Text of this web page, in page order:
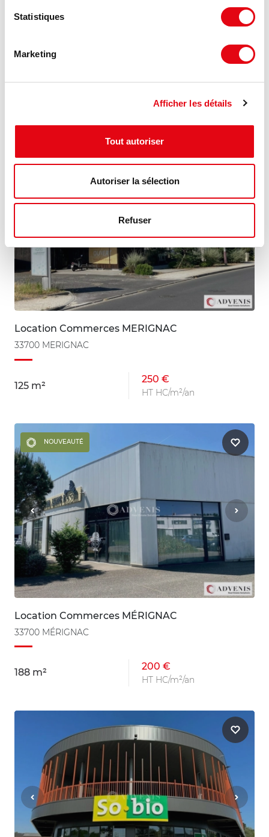
Statistiques
Marketing
Afficher les détails
Tout autoriser
Autoriser la sélection
Refuser
33300 BORDEAUX
HT HC/m²/an
Location Commerces MERIGNAC
33700 MERIGNAC
125 m²
250 €
HT HC/m²/an
NOUVEAUTÉ
Location Commerces MÉRIGNAC
33700 MÉRIGNAC
188 m²
200 €
HT HC/m²/an